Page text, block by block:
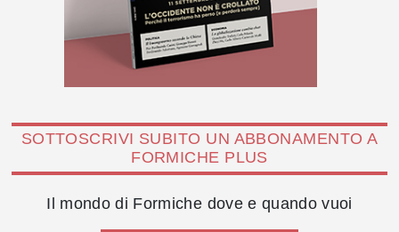
SOTTOSCRIVI SUBITO UN ABBONAMENTO A
FORMICHE PLUS
Il mondo di Formiche dove e quando vuoi